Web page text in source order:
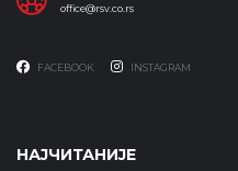
office@rsv.co.rs
FACEBOOK INSTAGRAM
НАЈЧИТАНИЈЕ